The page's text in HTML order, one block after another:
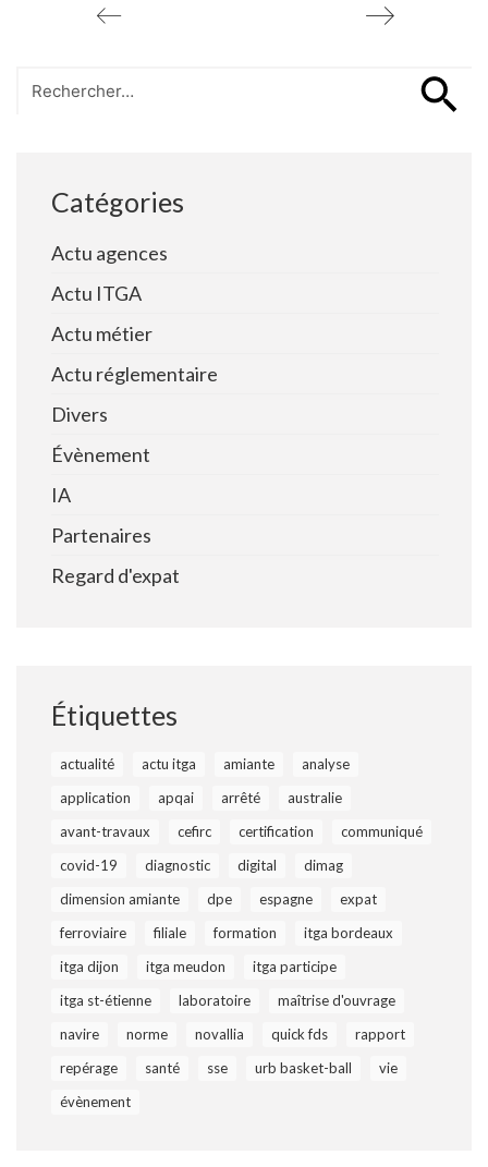
for:
Catégories
Actu agences
Actu ITGA
Actu métier
Actu réglementaire
Divers
Évènement
IA
Partenaires
Regard d'expat
Étiquettes
actualité actu itga amiante
analyse
application
apqai arrêté
australie
avant-travaux
cefirc certification
communiqué
covid-19
diagnostic digital
dimag
dimension amiante
dpe espagne
expat
ferroviaire
filiale formation
itga bordeaux
itga dijon
itga meudon
itga participe
itga st-étienne
laboratoire
maîtrise d'ouvrage
navire
norme novallia quick fds
rapport
repérage
santé sse urb basket-ball
vie
évènement